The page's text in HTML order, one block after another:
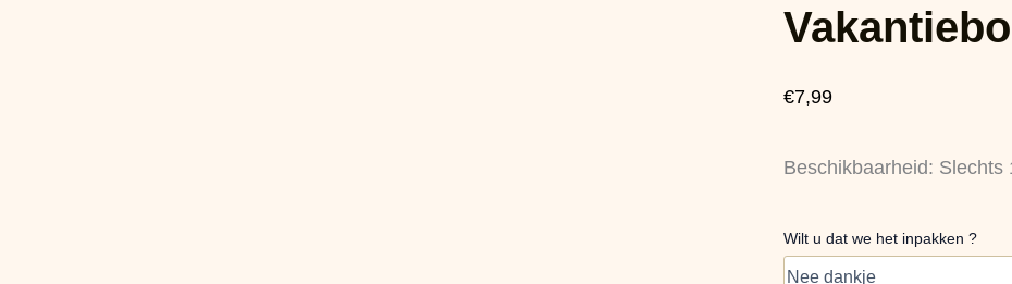
€7,99
Beschikbaarheid: Slechts
Wilt u dat we het inpakken ?
aantal